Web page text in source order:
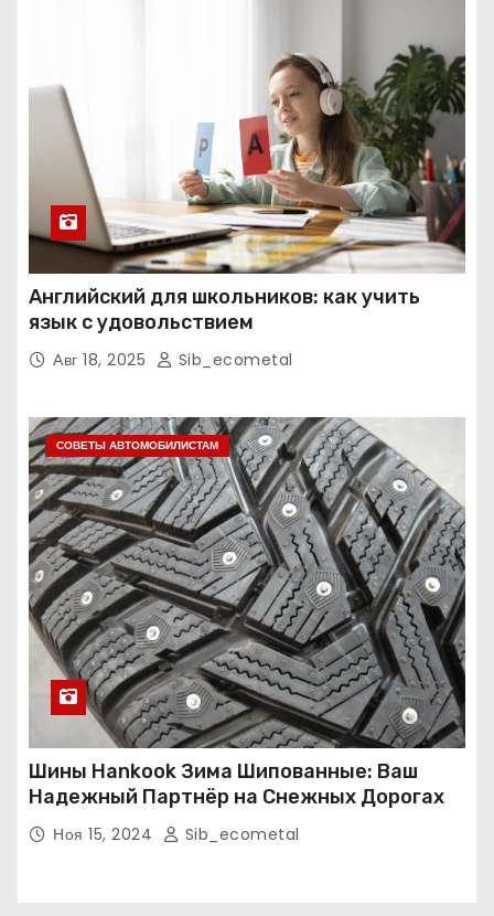
Английский для школьников: как учить
язык с удовольствием
Авг 18, 2025 Sib_ecometal
СОВЕТЫ АВТОМОБИЛИСТАМ
Шины Hankook Зима Шипованные: Ваш
Надежный Партнёр на Снежных Дорогах
Ноя 15, 2024 Sib_ecometal